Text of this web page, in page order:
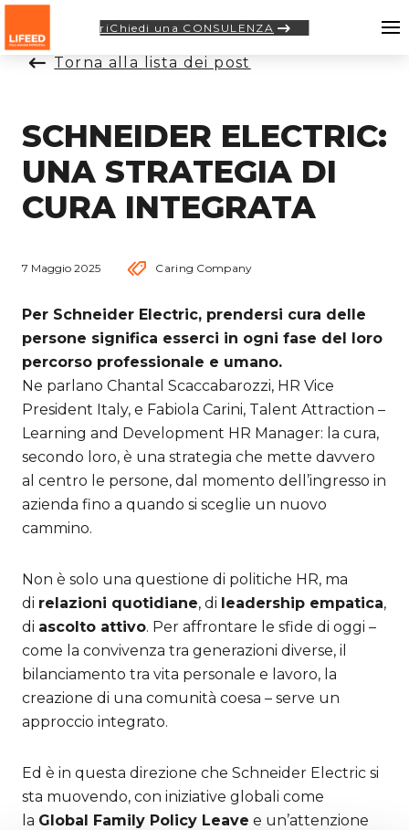
riChiedi una CONSULENZA
Torna alla lista dei post
SCHNEIDER ELECTRIC:
UNA STRATEGIA DI
CURA INTEGRATA
7 Maggio 2025 Caring Company
Per Schneider Electric, prendersi cura delle
persone significa esserci in ogni fase del loro
percorso professionale e umano.
Ne parlano Chantal Scaccabarozzi, HR Vice
President Italy, e Fabiola Carini, Talent Attraction –
Learning and Development HR Manager: la cura,
secondo loro, è una strategia che mette davvero
al centro le persone, dal momento dell’ingresso in
azienda fino a quando si sceglie un nuovo
cammino.
Non è solo una questione di politiche HR, ma
di relazioni quotidiane, di leadership empatica,
di ascolto attivo. Per affrontare le sfide di oggi –
come la convivenza tra generazioni diverse, il
bilanciamento tra vita personale e lavoro, la
creazione di una comunità coesa – serve un
approccio integrato.
Ed è in questa direzione che Schneider Electric si
sta muovendo, con iniziative globali come
la Global Family Policy Leave e un’attenzione